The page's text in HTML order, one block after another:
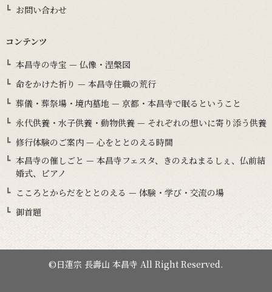
お問い合わせ
コンテンツ
本昌寺の寺宝 — 仏像・涅槃図
命をかけた祈り — 本昌寺住職の荒行
葬儀・葬祭場・境内墓地 — 京都・本昌寺で眠るということ
永代供養・水子供養・動物供養 — それぞれの想いに寄り添う供養
修行体験のご案内 — 心をととのえる時間
本昌寺の催しごと — 本昌寺フェスタ、きのえねまるしぇ、仏前結
婚式、ピアノ
こころとからだをととのえる — 体験・学び・交流の場
御首題
©日蓮宗 長壽山 本昌寺 All Right Reserved.